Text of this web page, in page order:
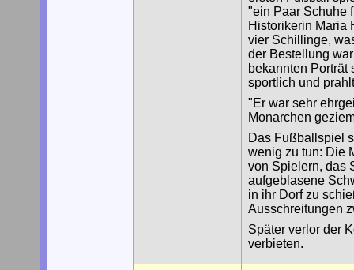
"ein Paar Schuhe
Historikerin Maria
vier Schillinge,
der Bestellung
bekannten Porträt
sportlich und
"Er war sehr
Monarchen
Das Fußballspiel
wenig zu tun: Die
von Spielern, das
aufgeblasene
in ihr Dorf zu
Ausschreitungen
Später verlor der
verbieten.